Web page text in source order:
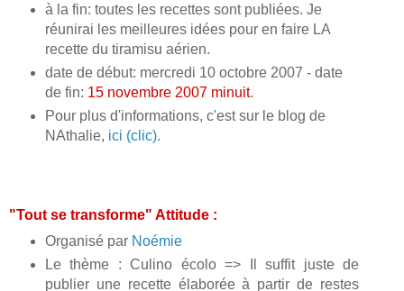
à la fin: toutes les recettes sont publiées. Je
réunirai les meilleures idées pour en faire LA
recette du tiramisu aérien.
date de début: mercredi 10 octobre 2007 - date
de fin: 15 novembre 2007 minuit.
Pour plus d'informations, c'est sur le blog de
NAthalie, ici (clic).
"Tout se transforme" Attitude :
Organisé par Noémie
Le thème : Culino écolo => Il suffit juste de
publier une recette élaborée à partir de restes